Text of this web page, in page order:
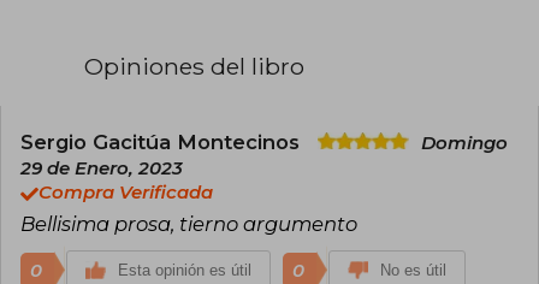
de la resurrección (2010), ganadora del Premio
nombrado Caballero de la Orden de las Artes y
las Letras por el Ministerio de Cultura de Francia,
y en 2022 recibió el Premio Nacional de
Literatura de Chile, consolidando su posición
como uno de los autores más importantes de la
literatura chilena contemporánea.
Opiniones del libro
Sergio Gacitúa Montecinos
Domingo
29 de Enero, 2023
Compra Verificada
Bellisima prosa, tierno argumento
0 Esta opinión es útil 0 No es útil